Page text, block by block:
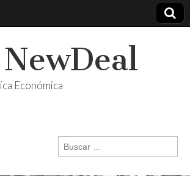
Económica
Buscar: